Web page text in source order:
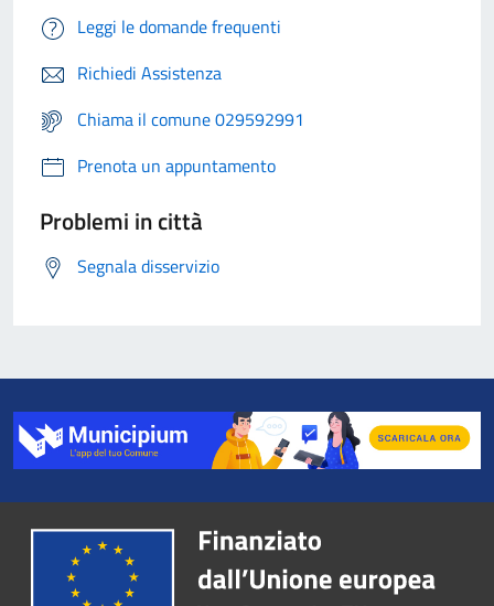
Leggi le domande frequenti
Richiedi Assistenza
Chiama il comune 029592991
Prenota un appuntamento
Problemi in città
Segnala disservizio